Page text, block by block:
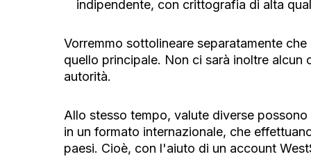
indipendente, con crittografia di alta
Vorremmo sottolineare separatamente
quello principale. Non ci sarà inoltre
autorità.
Allo stesso tempo, valute diverse
in un formato internazionale, che
paesi. Cioè, con l'aiuto di un account